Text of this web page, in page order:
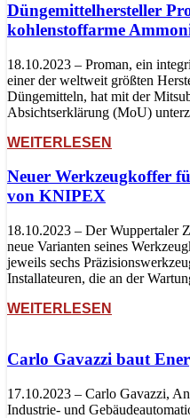
Düngemittelhersteller
kohlenstoffarme
18.10.2023 – Proman, ein
einer der weltweit größten
Düngemitteln, hat mit der
Absichtserklärung (MoU)
WEITERLESEN
Neuer Werkzeugkoffer
von KNIPEX
18.10.2023 – Der Wuppertaler
neue Varianten seines
jeweils sechs
Installateuren, die an der
WEITERLESEN
Carlo Gavazzi baut
17.10.2023 – Carlo Gavazzi,
Industrie- und